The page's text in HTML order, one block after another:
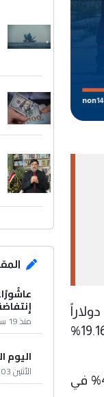
الثقيل العراقي انخفاضاً في آخر جلسة تداول بمقدار 2.68 دولار، ليغلق عند 58.14 دولاراً
للبرميل، متراجعاً بنسبة 4.41% على أساس يومي، فيما بلغت خسارته الأسبوعية 11.14 دولاراً، ما يعادل 19.16%
كما تراجع خام البصرة المتوسط بمقدار 2.68 دولار ليصل إلى 60.24 دولاراً للبرميل، منخفضاً بنسبة 4.26% في
منذ 19 ساعة
اليوم
الأثنين 03 آب 2026